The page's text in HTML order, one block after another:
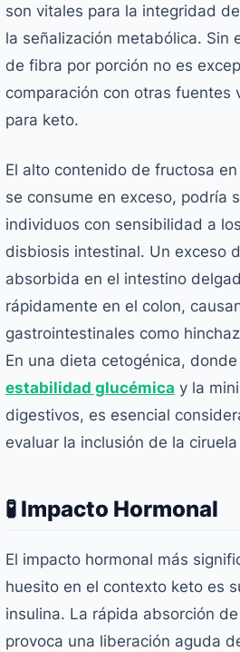
son vitales para la integridad
la señalización metabólica. Sin
de fibra por porción no es
comparación con otras fuentes
para keto.
El alto contenido de fructosa
se consume en exceso, podría
individuos con sensibilidad a
disbiosis intestinal. Un exceso
absorbida en el intestino
rápidamente en el colon,
gastrointestinales como
En una dieta cetogénica,
estabilidad glucémica y la
digestivos, es esencial
evaluar la inclusión de la
🧪 Impacto Hormonal
El impacto hormonal más
huesito en el contexto keto es
insulina. La rápida absorción
provoca una liberación aguda